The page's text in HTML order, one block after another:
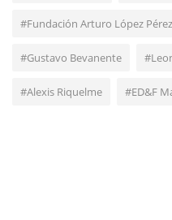
#Fundación Arturo López Pérez
#Gustavo Bevanente
#Alexis Riquelme #ED&F